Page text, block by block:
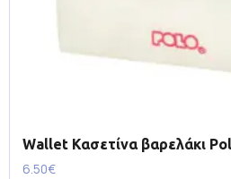
Wallet Κασετίνα βαρελάκι
6.50€